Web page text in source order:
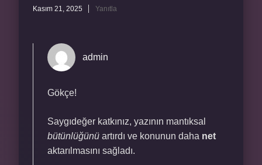
Kasım 21, 2025 Yanıtla
admin
Gökçe!
Saygıdeğer katkınız, yazının mantıksal
bütünlüğünü artırdı ve konunun daha net
aktarılmasını sağladı.